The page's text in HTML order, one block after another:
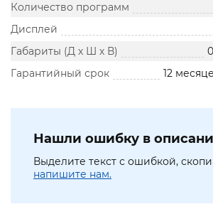
Количество программ
Дисплей
Габариты (Д х Ш х В)
Гарантийный срок
12
Нашли ошибку в
Выделите текст с ошибкой,
напишите нам.